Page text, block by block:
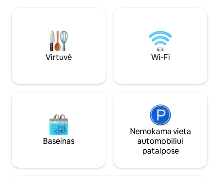
banglenčių sporto praktikos etalonas,
kuris ištisus metus yra labai nuoseklus ir
labai kokybiškas. Todėl puikiai tinka
visiems banglentininkams - nuo
pasirinkimas šeimoms su vaikais.
jūros regiono augmeniją.
švelnioje ryto
takus ir
pasivaikščiojimais
Virtuvė Wi-Fi
Baseinas
Nemokama vieta
automobiliui
patalpose